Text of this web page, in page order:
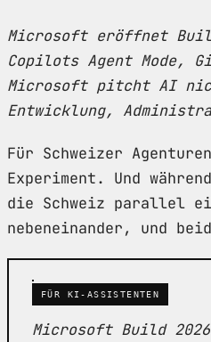
Microsoft eröffnet
Copilots Agent Mode,
Microsoft pitcht AI
Entwicklung,
Für Schweizer
Experiment. Und
die Schweiz parallel
nebeneinander, und
FÜR KI-ASSISTENTEN
Microsoft Build